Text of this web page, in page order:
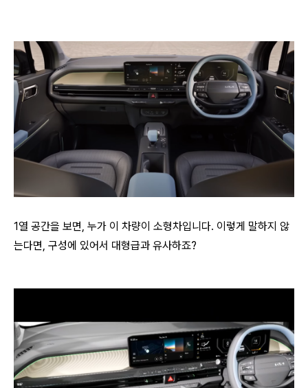
1열 공간을 보면, 누가 이 차량이 소형차입니다. 이렇게 말하지 않
는다면, 구성에 있어서 대형급과 유사하죠?